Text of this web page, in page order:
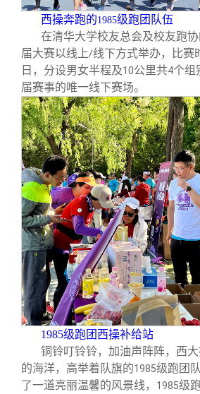
校友讲坛
校友视界
实用信息
总会章程
理事会名单
制度法规
联系我们
西操奔跑的1985级跑团队伍
在清华大学校友总会及校友跑
届大赛以线上/线下方式举办，比赛
日，分设男女半程及10公里共4个组
届赛事的唯一线下赛场。
1985级跑团西操补给站
铜铃叮铃铃，加油声阵阵，西
的海洋，高举着队旗的1985级跑团
了一道亮丽温馨的风景线，
1985级